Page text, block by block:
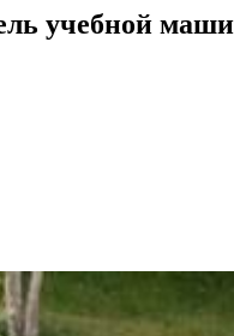
учебной